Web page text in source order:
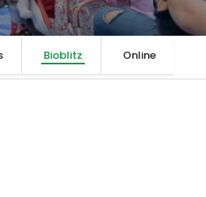
Bioblitz Online